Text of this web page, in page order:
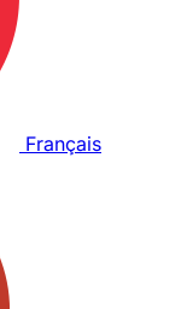
Français